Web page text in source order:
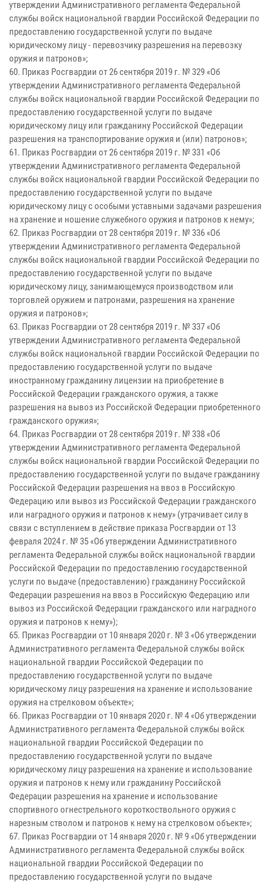
утверждении Административного регламента Федеральной
службы войск национальной гвардии Российской Федерации по
предоставлению государственной услуги по выдаче
юридическому лицу - перевозчику разрешения на перевозку
оружия и патронов»;
60. Приказ Росгвардии от 26 сентября 2019 г. № 329 «Об
утверждении Административного регламента Федеральной
службы войск национальной гвардии Российской Федерации по
предоставлению государственной услуги по выдаче
юридическому лицу или гражданину Российской Федерации
разрешения на транспортирование оружия и (или) патронов»;
61. Приказ Росгвардии от 26 сентября 2019 г. № 331 «Об
утверждении Административного регламента Федеральной
службы войск национальной гвардии Российской Федерации по
предоставлению государственной услуги по выдаче
юридическому лицу с особыми уставными задачами разрешения
на хранение и ношение служебного оружия и патронов к нему»;
62. Приказ Росгвардии от 28 сентября 2019 г. № 336 «Об
утверждении Административного регламента Федеральной
службы войск национальной гвардии Российской Федерации по
предоставлению государственной услуги по выдаче
юридическому лицу, занимающемуся производством или
торговлей оружием и патронами, разрешения на хранение
оружия и патронов»;
63. Приказ Росгвардии от 28 сентября 2019 г. № 337 «Об
утверждении Административного регламента Федеральной
службы войск национальной гвардии Российской Федерации по
предоставлению государственной услуги по выдаче
иностранному гражданину лицензии на приобретение в
Российской Федерации гражданского оружия, а также
разрешения на вывоз из Российской Федерации приобретенного
гражданского оружия»;
64. Приказ Росгвардии от 28 сентября 2019 г. № 338 «Об
утверждении Административного регламента Федеральной
службы войск национальной гвардии Российской Федерации по
предоставлению государственной услуги по выдаче гражданину
Российской Федерации разрешения на ввоз в Российскую
Федерацию или вывоз из Российской Федерации гражданского
или наградного оружия и патронов к нему» (утрачивает силу в
связи с вступлением в действие приказа Росгвардии от 13
февраля 2024 г. № 35 «Об утверждении Административного
регламента Федеральной службы войск национальной гвардии
Российской Федерации по предоставлению государственной
услуги по выдаче (предоставлению) гражданину Российской
Федерации разрешения на ввоз в Российскую Федерацию или
вывоз из Российской Федерации гражданского или наградного
оружия и патронов к нему»);
65. Приказ Росгвардии от 10 января 2020 г. № 3 «Об утверждении
Административного регламента Федеральной службы войск
национальной гвардии Российской Федерации по
предоставлению государственной услуги по выдаче
юридическому лицу разрешения на хранение и использование
оружия на стрелковом объекте»;
66. Приказ Росгвардии от 10 января 2020 г. № 4 «Об утверждении
Административного регламента Федеральной службы войск
национальной гвардии Российской Федерации по
предоставлению государственной услуги по выдаче
юридическому лицу разрешения на хранение и использование
оружия и патронов к нему или гражданину Российской
Федерации разрешения на хранение и использование
спортивного огнестрельного короткоствольного оружия с
нарезным стволом и патронов к нему на стрелковом объекте»;
67. Приказ Росгвардии от 14 января 2020 г. № 9 «Об утверждении
Административного регламента Федеральной службы войск
национальной гвардии Российской Федерации по
предоставлению государственной услуги по выдаче